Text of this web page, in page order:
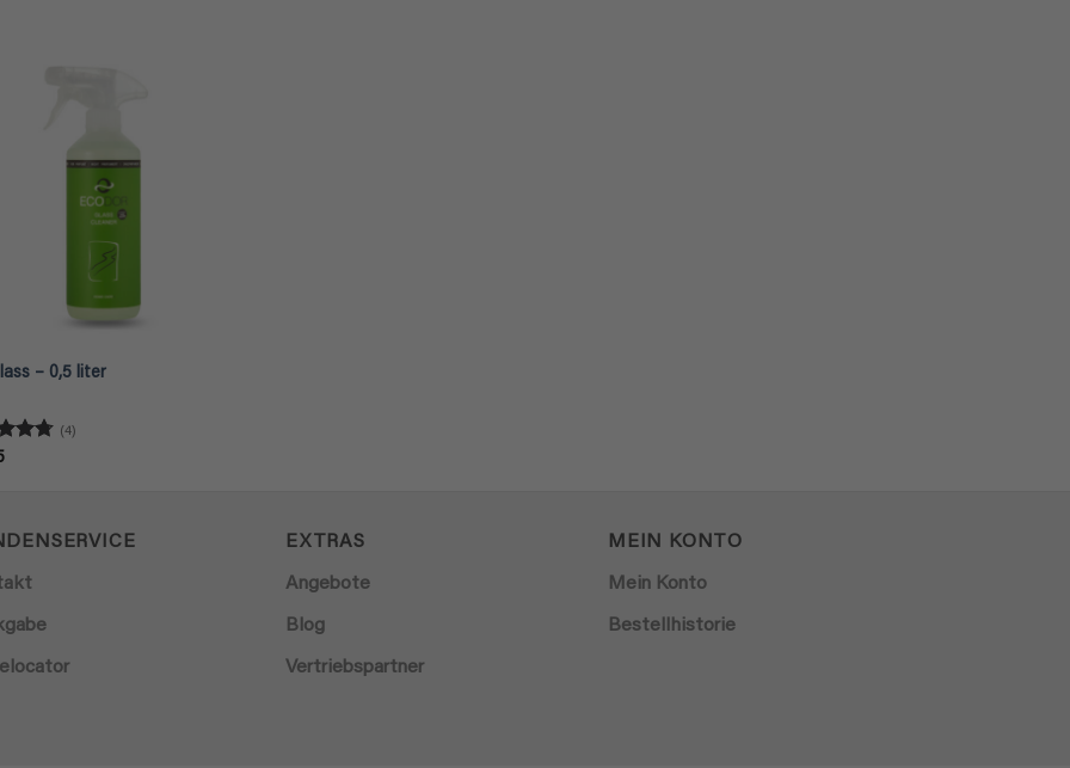
– 0,5 liter
(4)
EXTRAS
Angebote
Blog
Vertriebspartner
MEIN KONTO
Mein Konto
Bestellhistorie